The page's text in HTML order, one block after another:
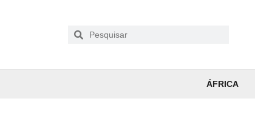
ÁFRICA